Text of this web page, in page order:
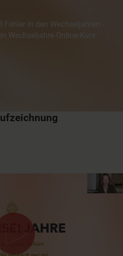
Fehler in den Wechseljahren -
Wechseljahre-Online-Kurs